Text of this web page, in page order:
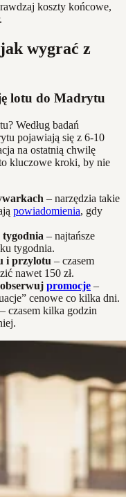
koszty końcowe,
wygrać z
lotu do Madrytu
Według badań
pojawiają się z 6-10
na ostatnią chwilę
kluczowe kroki, by nie
– narzędzia takie
powiadomienia, gdy
– najtańsze
tygodnia.
i przylotu – czasem
nawet 150 zł.
promocje –
cenowe co kilka dni.
– czasem kilka godzin